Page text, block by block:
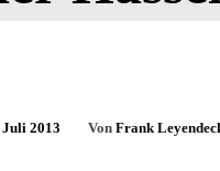
Juli 2013 Von Frank